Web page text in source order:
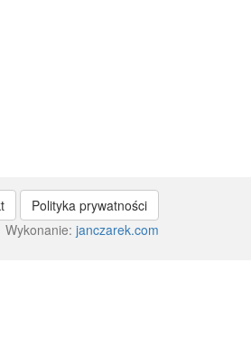
Polityka prywatności
Wykonanie: janczarek.com